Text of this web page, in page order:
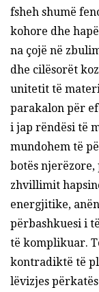
fsheh shumë
kohore dhe
na çojë në
dhe cilësorët
unitetit të
parakalon për
i jap rëndësi të
mundohem të
botës njerëzore,
zhvillimit
energjitike,
përbashkuesi i
të komplikuar.
kontradiktë të
lëvizjes